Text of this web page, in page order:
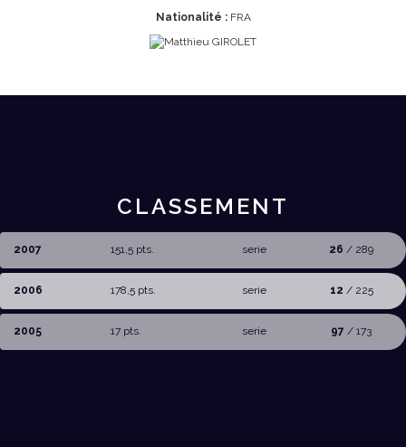
Nationalité :FRA
CLASSEMENT
2007 151,5 pts. serie 26 / 289
2006 178,5 pts. serie 12 / 225
2005 17 pts. serie 97 / 173